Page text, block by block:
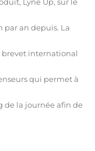
an depuis. La
brevet international
qui permet à
de la journée afin de